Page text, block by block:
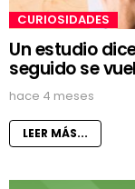
CURIOSIDADES
Un estudio
seguido se
hace 4 meses
LEER MÁS...